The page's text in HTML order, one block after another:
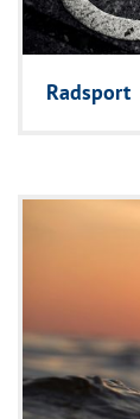
Radsport